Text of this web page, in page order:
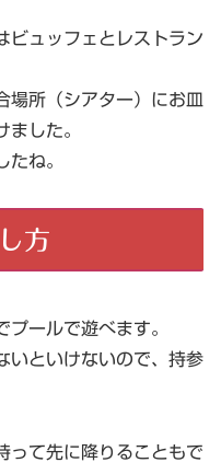
ビュッフェとレストラン
場所（シアター）にお皿
ました。
たね。
方
ールで遊べます。
いといけないので、持参
って先に降りることもで